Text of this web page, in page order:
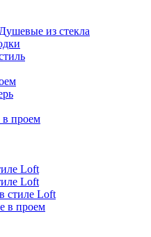
Душевые из стекла
проем
Loft
Loft
стиле Loft
в проем